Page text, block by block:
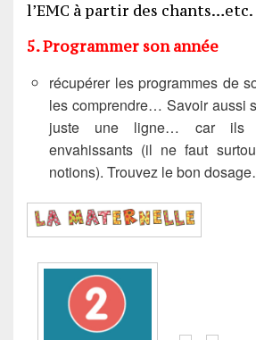
l’EMC à partir des chants…etc.
5. Programmer son année
récupérer les programmes de
les comprendre… Savoir aussi
juste une ligne… car ils
envahissants (il ne faut
notions). Trouvez le bon